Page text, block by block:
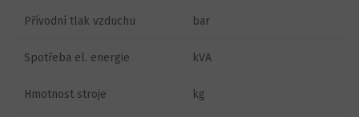
Přívodní tlak vzduchu bar
Spotřeba el. energie kVA
Hmotnost stroje kg